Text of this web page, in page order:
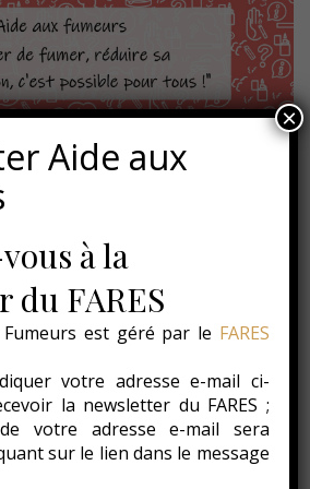
de la production et de la
sur l’environnement.
vous présenterons également
de citoyens et d’associations qui
des solutions et diminuer
du tabac (par exemple en
Aide aux
à la
du FARES
est géré par le FARES
votre adresse e-mail ci-
la newsletter du FARES ;
votre adresse e-mail sera
sur le lien dans le message
×